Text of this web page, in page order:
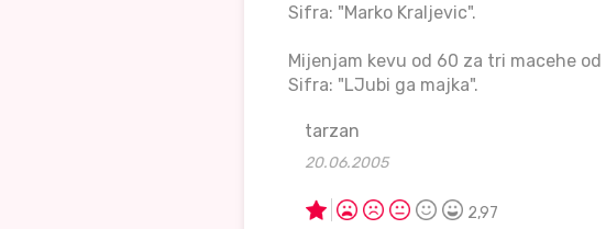
Sifra: "Marko Kraljevic".
Mijenjam kevu od 60 za tri macehe od
Sifra: "LJubi ga majka".
tarzan
20.06.2005
2,97